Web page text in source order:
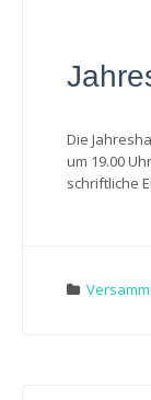
Die
um 19.00
schriftliche